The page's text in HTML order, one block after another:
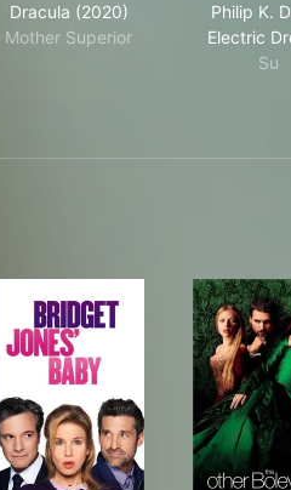
Dracula (2020)
Mother Superior
Philip K.
Electric
Su